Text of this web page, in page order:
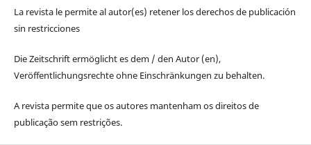
La revista le permite al autor(es) retener los derechos de publicación
sin restricciones
Die Zeitschrift ermöglicht es dem / den Autor (en),
Veröffentlichungsrechte ohne Einschränkungen zu behalten.
A revista permite que os autores mantenham os direitos de
publicação sem restrições.